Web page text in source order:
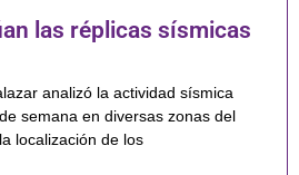
las réplicas sísmicas
analizó la actividad sísmica
semana en diversas zonas del
localización de los